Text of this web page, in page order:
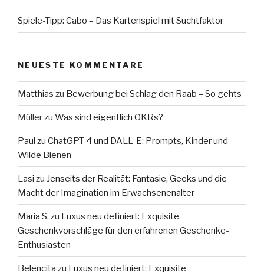
Spiele-Tipp: Cabo – Das Kartenspiel mit Suchtfaktor
NEUESTE KOMMENTARE
Matthias zu Bewerbung bei Schlag den Raab – So gehts
Müllerzu Was sind eigentlich OKRs?
Paul zu ChatGPT 4 und DALL-E: Prompts, Kinder und
Wilde Bienen
Lasi zu Jenseits der Realität: Fantasie, Geeks und die
Macht der Imagination im Erwachsenenalter
Maria S. zu Luxus neu definiert: Exquisite
Geschenkvorschläge für den erfahrenen Geschenke-
Enthusiasten
Belencita zu Luxus neu definiert: Exquisite